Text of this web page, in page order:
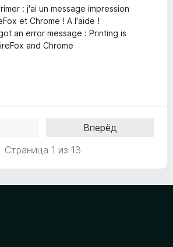
: j'ai un message impression
et Chrome ! A l'aide !
an error message : Printing is
and Chrome
Вперёд
Страница 1 из 13